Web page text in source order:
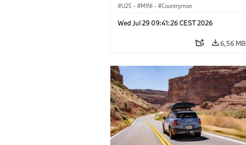
U25 · MINI · Countryman
Wed Jul 29 09:41:26 CEST 2026
6,56 MB